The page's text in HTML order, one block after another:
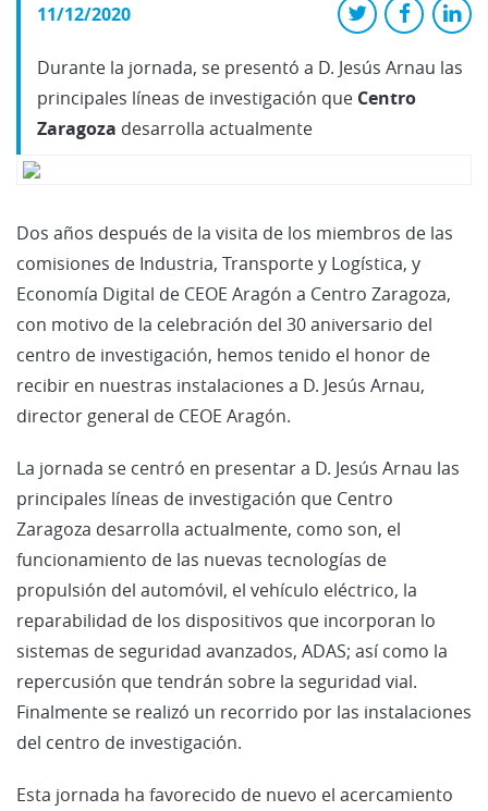
11/12/2020
Durante la jornada, se presentó a D. Jesús Arnau las
principales líneas de investigación que Centro
Zaragoza desarrolla actualmente
Dos años después de la visita de los miembros de las
comisiones de Industria, Transporte y Logística, y
Economía Digital de CEOE Aragón a Centro Zaragoza,
con motivo de la celebración del 30 aniversario del
centro de investigación, hemos tenido el honor de
recibir en nuestras instalaciones a D. Jesús Arnau,
director general de CEOE Aragón.
La jornada se centró en presentar a D. Jesús Arnau las
principales líneas de investigación que Centro
Zaragoza desarrolla actualmente, como son, el
funcionamiento de las nuevas tecnologías de
propulsión del automóvil, el vehículo eléctrico, la
reparabilidad de los dispositivos que incorporan lo
sistemas de seguridad avanzados, ADAS; así como la
repercusión que tendrán sobre la seguridad vial.
Finalmente se realizó un recorrido por las instalaciones
del centro de investigación.
Esta jornada ha favorecido de nuevo el acercamiento